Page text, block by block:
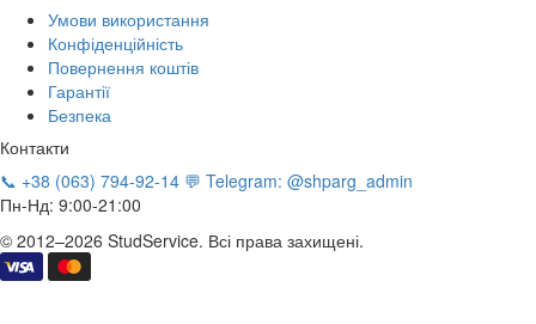
Умови використання
Конфіденційність
Повернення коштів
Гарантії
Безпека
Контакти
📞 +38 (063) 794-92-14 💬 Telegram: @shparg_admin
Пн-Нд: 9:00-21:00
© 2012–2026 StudService. Всі права захищені.